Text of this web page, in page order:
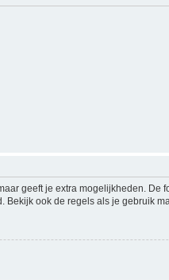
geeft je extra mogelijkheden. De
ook de regels als je gebruik